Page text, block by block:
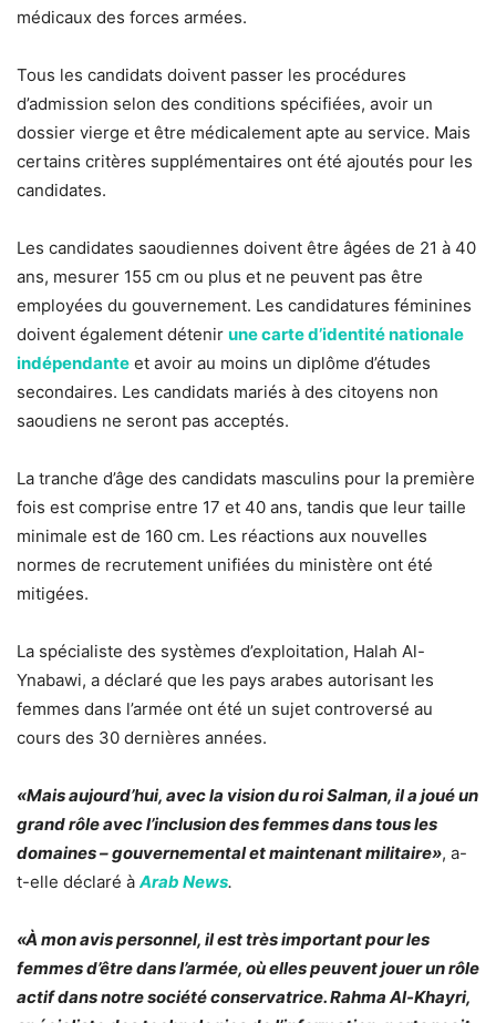
médicaux des forces armées.
Tous les candidats doivent passer les procédures
d’admission selon des conditions spécifiées, avoir un
dossier vierge et être médicalement apte au service. Mais
certains critères supplémentaires ont été ajoutés pour les
candidates.
Les candidates saoudiennes doivent être âgées de 21 à 40
ans, mesurer 155 cm ou plus et ne peuvent pas être
employées du gouvernement. Les candidatures féminines
doivent également détenir une carte d’identité nationale
indépendante et avoir au moins un diplôme d’études
secondaires. Les candidats mariés à des citoyens non
saoudiens ne seront pas acceptés.
La tranche d’âge des candidats masculins pour la première
fois est comprise entre 17 et 40 ans, tandis que leur taille
minimale est de 160 cm. Les réactions aux nouvelles
normes de recrutement unifiées du ministère ont été
mitigées.
La spécialiste des systèmes d’exploitation, Halah Al-
Ynabawi, a déclaré que les pays arabes autorisant les
femmes dans l’armée ont été un sujet controversé au
cours des 30 dernières années.
«Mais aujourd’hui, avec la vision du roi Salman, il a joué un
grand rôle avec l’inclusion des femmes dans tous les
domaines – gouvernemental et maintenant militaire», a-
t-elle déclaré àArab News.
«À mon avis personnel, il est très important pour les
femmes d’être dans l’armée, où elles peuvent jouer un rôle
actif dans notre société conservatrice. Rahma Al-Khayri,